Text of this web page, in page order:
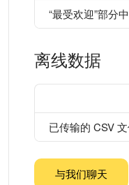
“最受欢迎”部分
离线数据
已传输的 CSV
与我们聊天